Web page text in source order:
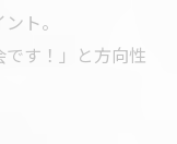
ト。
す！」と方向性